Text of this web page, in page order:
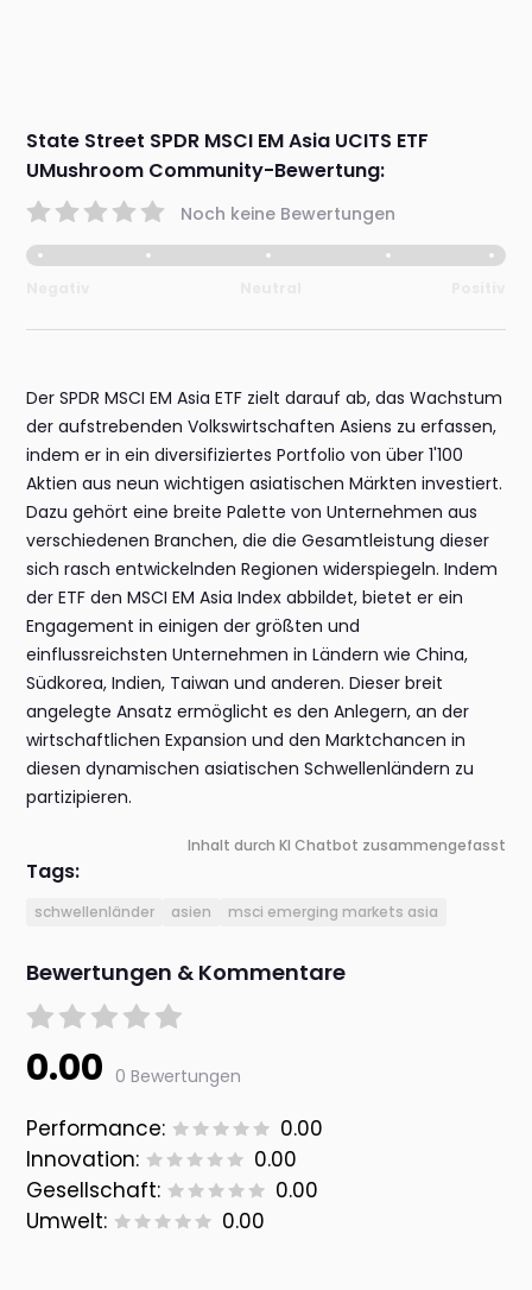
State Street SPDR MSCI EM Asia UCITS ETF
UMushroom Community-Bewertung:
Noch keine Bewertungen
Der SPDR MSCI EM Asia ETF zielt darauf ab, das Wachstum
der aufstrebenden Volkswirtschaften Asiens zu erfassen,
indem er in ein diversifiziertes Portfolio von über 1'100
Aktien aus neun wichtigen asiatischen Märkten investiert.
Dazu gehört eine breite Palette von Unternehmen aus
verschiedenen Branchen, die die Gesamtleistung dieser
sich rasch entwickelnden Regionen widerspiegeln. Indem
der ETF den MSCI EM Asia Index abbildet, bietet er ein
Engagement in einigen der größten und
einflussreichsten Unternehmen in Ländern wie China,
Südkorea, Indien, Taiwan und anderen. Dieser breit
angelegte Ansatz ermöglicht es den Anlegern, an der
wirtschaftlichen Expansion und den Marktchancen in
diesen dynamischen asiatischen Schwellenländern zu
partizipieren.
Inhalt durch KI Chatbot zusammengefasst
Tags:
schwellenländer asien msci emerging markets asia
Bewertungen & Kommentare
0.00 0 Bewertungen
Performance:
0.00
Innovation:
0.00
Gesellschaft:
0.00
Umwelt:
0.00